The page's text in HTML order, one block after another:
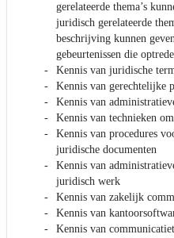
gerelateerde thema’s
juridisch gerelateerde
beschrijving kunnen
gebeurtenissen die
Kennis van juridische
Kennis van gerechtelijke
Kennis van
Kennis van technieken
Kennis van procedures
juridische documenten
Kennis van
juridisch werk
Kennis van zakelijk
Kennis van
Kennis van